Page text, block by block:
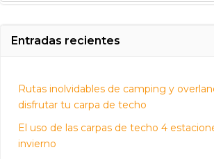
Entradas recientes
Rutas inolvidables de camping y
disfrutar tu carpa de techo
El uso de las carpas de techo 4
invierno